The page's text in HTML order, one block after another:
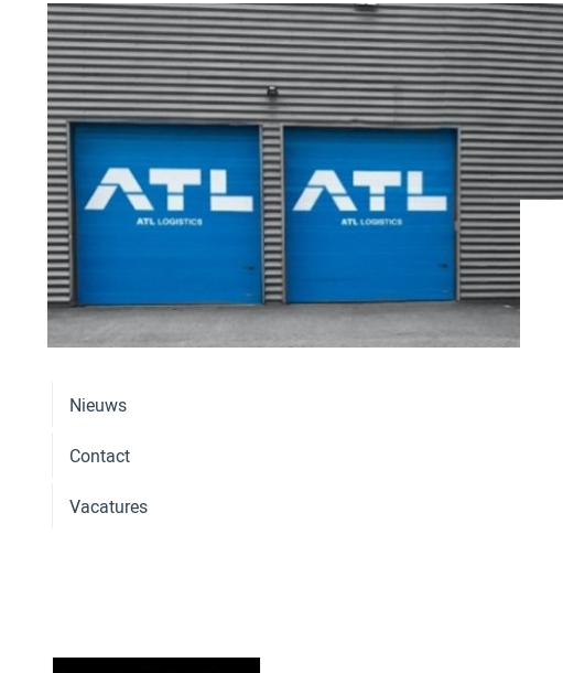
Nieuws
Contact
Vacatures